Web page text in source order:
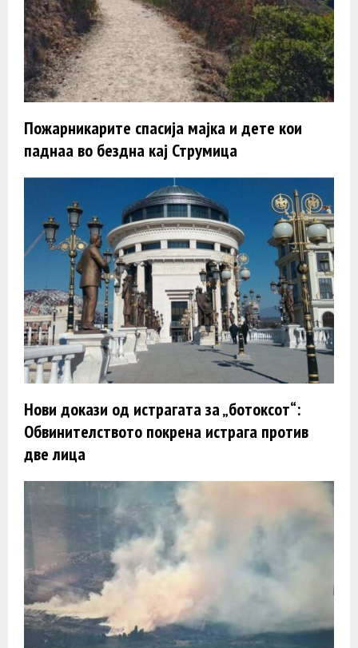
Пожарникарите спасија мајка и дете кои
паднаа во бездна кај Струмица
Нови докази од истрагата за „ботоксот“:
Обвинителството покрена истрага против
две лица